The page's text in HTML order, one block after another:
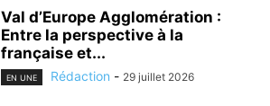
Val d’Europe Agglomération :
Entre la perspective à la
française et...
EN UNE Rédaction - 29 juillet 2026